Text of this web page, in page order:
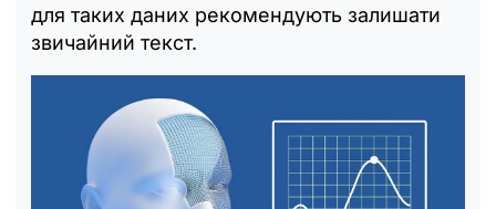
для таких даних рекомендують залишати
звичайний текст.